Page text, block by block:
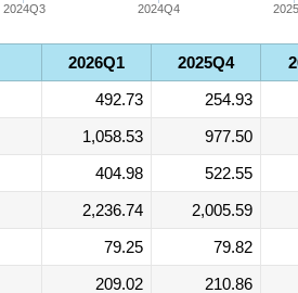
2024Q3 2024Q4
2026Q1 2025Q4
492.73 254.93
1,058.53 977.50
404.98 522.55
2,236.74 2,005.59
79.25 79.82
209.02 210.86